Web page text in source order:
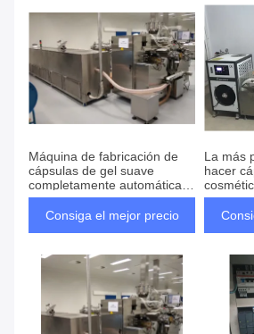
Máquina de fabricación de
cápsulas de gel suave
completamente automática
cosmética
Consiga el mejor precio
La más
hacer